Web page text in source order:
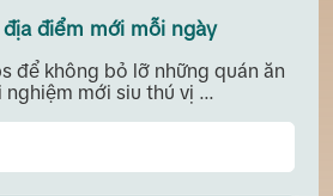
điểm mới mỗi ngày
để không bỏ lỡ những quán ăn
nghiệm mới siu thú vị ...